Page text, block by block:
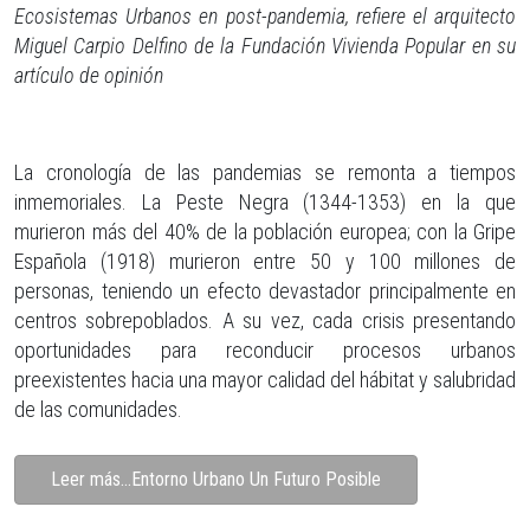
Ecosistemas Urbanos en post-pandemia, refiere el arquitecto
Miguel Carpio Delfino de la Fundación Vivienda Popular en su
artículo de opinión
La cronología de las pandemias se remonta a tiempos
inmemoriales. La Peste Negra (1344-1353) en la que
murieron más del 40% de la población europea; con la Gripe
Española (1918) murieron entre 50 y 100 millones de
personas, teniendo un efecto devastador principalmente en
centros sobrepoblados. A su vez, cada crisis presentando
oportunidades para reconducir procesos urbanos
preexistentes hacia una mayor calidad del hábitat y salubridad
de las comunidades.
Leer más…Entorno Urbano Un Futuro Posible